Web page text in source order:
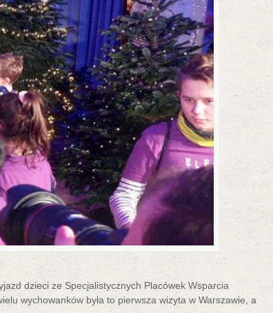
dzieci ze Specjalistycznych Placówek Wsparcia
wychowanków była to pierwsza wizyta w Warszawie, a